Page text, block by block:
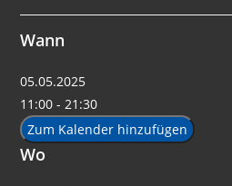
Wann
05.05.2025
11:00 - 21:30
Zum Kalender hinzufügen
Wo